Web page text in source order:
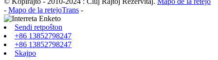
- Mapo de la retejoTrans -
Sendi retpoŝton
+86 13852798247
+86 13852798247
Skajpo